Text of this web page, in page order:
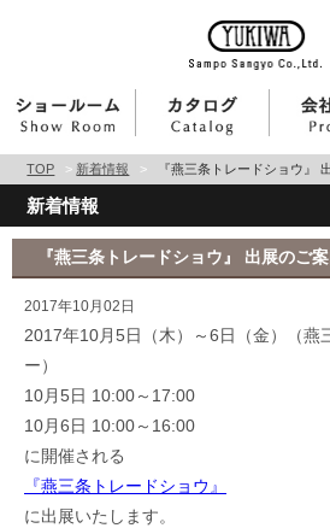
TOP > 新着情報 > 『燕三条トレードショウ』
新着情報
『燕三条トレードショウ』 出展のご
2017年10月02日
2017年10月5日（木）～6日（金）（燕
ー）
10月5日 10:00～17:00
10月6日 10:00～16:00
に開催される
『燕三条トレードショウ』
に出展いたします。